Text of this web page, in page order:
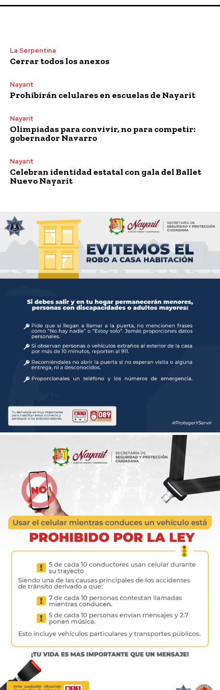
La Serpentina
Cerrar todos los anexos
Nayarit
Prohibirán celulares en escuelas de Nayarit
Nayarit
Olimpiadas para convivir, no para competir:
gobernador Navarro
Nayarit
Celebran identidad estatal con gala del Ballet
Nuevo Nayarit